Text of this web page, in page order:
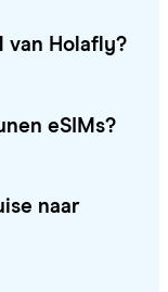
van Holafly?
eSIMs?
naar